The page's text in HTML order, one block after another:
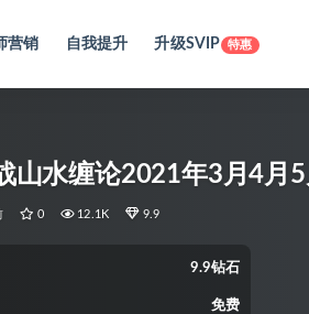
营销 自我提升 升级SVIP 特惠
山水缠论2021年3月4月
0 12.1K 9.9
9.9钻石
免费